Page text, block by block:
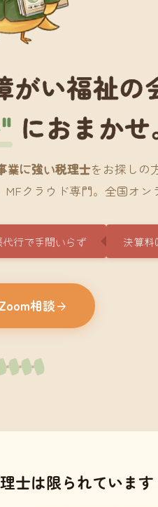
い福祉の
におまかせ
業に強い税理士をお探しの
クラウド専門。全国オン
代行で手間いらず 決算料
相談
士は限られています